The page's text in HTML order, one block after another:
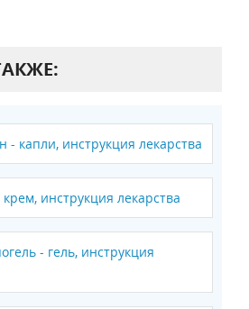
- капли, инструкция лекарства
инструкция лекарства
- гель, инструкция